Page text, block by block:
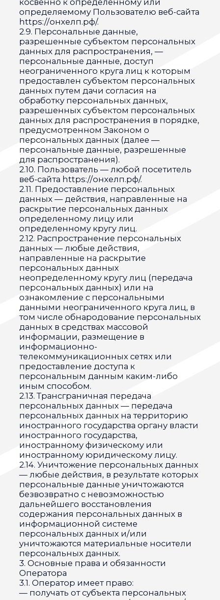
иным способом.
2.13. Трансграничная передача
персональных данных — передача
персональных данных на территорию
иностранного государства органу власти
иностранного государства,
иностранному физическому или
иностранному юридическому лицу.
2.14. Уничтожение персональных данных
— любые действия, в результате которых
персональные данные уничтожаются
безвозвратно с невозможностью
дальнейшего восстановления
содержания персональных данных в
информационной системе
персональных данных и/или
уничтожаются материальные носители
персональных данных.
3. Основные права и обязанности
Оператора
3.1. Оператор имеет право:
— получать от субъекта персональных
данных достоверные информацию и/
или документы, содержащие
персональные данные;
— в случае отзыва субъектом
персональных данных согласия на
обработку персональных данных, а
также, направления обращения с
требованием о прекращении обработки
персональных данных, Оператор вправе
продолжить обработку персональных
данных без согласия субъекта
персональных данных при наличии
оснований, указанных в Законе о
персональных данных;
— самостоятельно определять состав и
перечень мер, необходимых и
достаточных для обеспечения
выполнения обязанностей,
предусмотренных Законом о
персональных данных и принятыми в
соответствии с ним нормативными
правовыми актами, если иное не
предусмотрено Законом о
персональных данных или другими
федеральными законами.
3.2. Оператор обязан:
— предоставлять субъекту персональных
данных по его просьбе информацию,
касающуюся обработки его
персональных данных;
— организовывать обработку
персональных данных в порядке,
установленном действующим
законодательством РФ;
— отвечать на обращения и запросы
субъектов персональных данных и их
законных представителей в соответствии
с требованиями Закона о персональных
данных;
— сообщать в уполномоченный орган по
защите прав субъектов персональных
данных по запросу этого органа
необходимую информацию в течение 10
дней с даты получения такого запроса;
— публиковать или иным образом
обеспечивать неограниченный доступ к
настоящей Политике в отношении
обработки персональных данных;
— принимать правовые,
организационные и технические меры
для защиты персональных данных от
неправомерного или случайного
доступа к ним, уничтожения, изменения,
блокирования, копирования,
предоставления, распространения
персональных данных, а также от иных
неправомерных действий в отношении
персональных данных;
— прекратить передачу
(распространение, предоставление,
доступ) персональных данных,
прекратить обработку и уничтожить
персональные данные в порядке и